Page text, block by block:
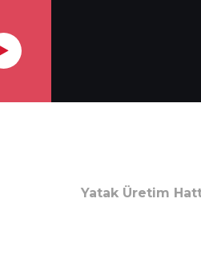
Yatak Üretim